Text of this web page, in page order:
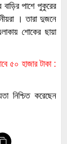
পাশে পুকুরের
। তারা দুজনে
শোকের ছায়া
৫০ হাজার টাকা :
নিশ্চিত করেছেন